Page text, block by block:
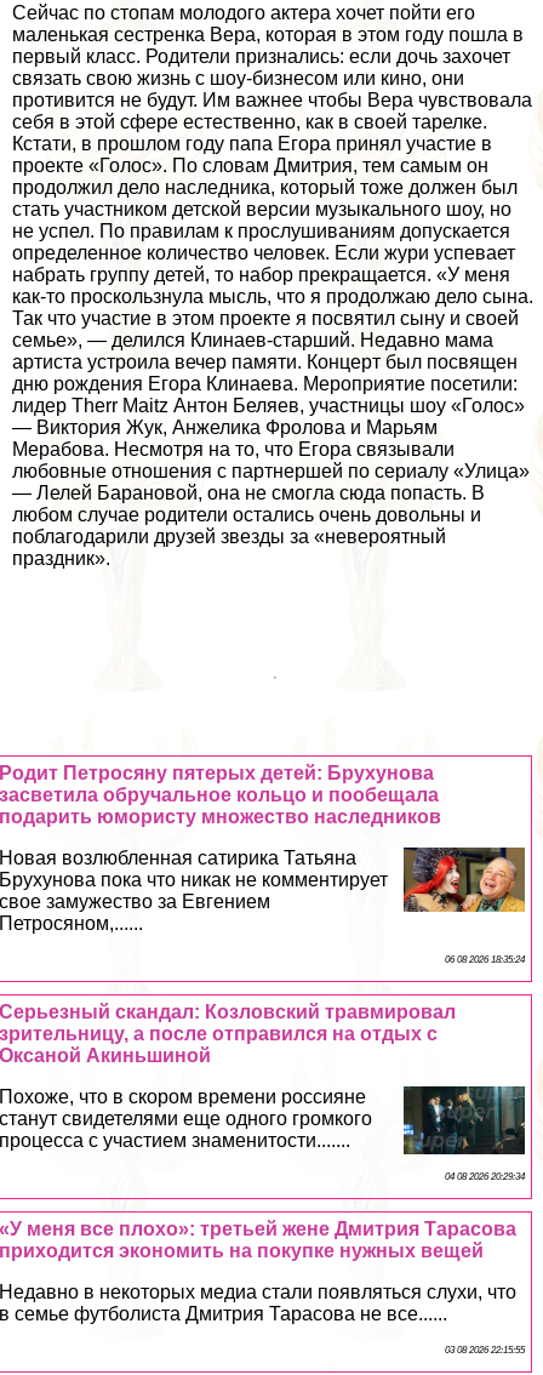
Сейчас по стопам молодого актера хочет пойти его
маленькая сестренка Вера, которая в этом году пошла в
первый класс. Родители признались: если дочь захочет
связать свою жизнь с шоу-бизнесом или кино, они
противится не будут. Им важнее чтобы Вера чувствовала
себя в этой сфере естественно, как в своей тарелке.
Кстати, в прошлом году папа Егора принял участие в
проекте «Голос». По словам Дмитрия, тем самым он
продолжил дело наследника, который тоже должен был
стать участником детской версии музыкального шоу, но
не успел. По правилам к прослушиваниям допускается
определенное количество человек. Если жури успевает
набрать группу детей, то набор прекращается. «У меня
как-то проскользнула мысль, что я продолжаю дело сына.
Так что участие в этом проекте я посвятил сыну и своей
семье», — делился Клинаев-старший. Недавно мама
артиста устроила вечер памяти. Концерт был посвящен
дню рождения Егора Клинаева. Мероприятие посетили:
лидер Therr Maitz Антон Беляев, участницы шоу «Голос»
— Виктория Жук, Анжелика Фролова и Марьям
Мерабова. Несмотря на то, что Егора связывали
любовные отношения с партнершей по сериалу «Улица»
— Лелей Барановой, она не смогла сюда попасть. В
любом случае родители остались очень довольны и
поблагодарили друзей звезды за «невероятный
праздник».
Родит Петросяну пятерых детей: Брухунова
засветила обручальное кольцо и пообещала
подарить юмористу множество наследников
Новая возлюбленная сатирика Татьяна
Брухунова пока что никак не комментирует
свое замужество за Евгением
Петросяном,......
06 08 2026 18:35:24
Серьезный скандал: Козловский травмировал
зрительницу, а после отправился на отдых с
Оксаной Акиньшиной
Похоже, что в скором времени россияне
станут свидетелями еще одного громкого
процесса с участием знаменитости.......
04 08 2026 20:29:34
«У меня все плохо»: третьей жене Дмитрия Тарасова
приходится экономить на покупке нужных вещей
Недавно в некоторых медиа стали появляться слухи, что
в семье футболиста Дмитрия Тарасова не все......
03 08 2026 22:15:55